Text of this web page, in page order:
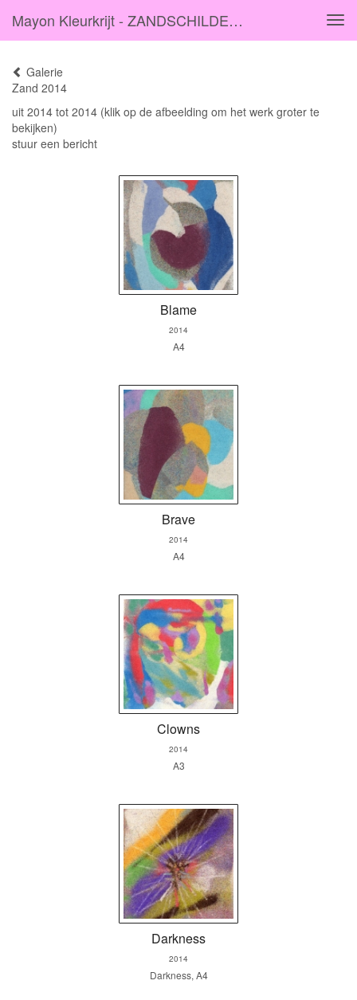
Mayon Kleurkrijt - ZANDSCHILDERINGEN 2014
Galerie
Zand 2014
uit 2014 tot 2014 (klik op de afbeelding om het werk groter te
bekijken)
stuur een bericht
Blame
2014
A4
Brave
2014
A4
Clowns
2014
A3
Darkness
2014
Darkness, A4